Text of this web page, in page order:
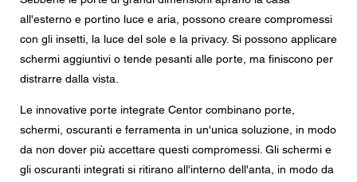
all'esterno e portino luce e aria, possono creare compromessi
con gli insetti, la luce del sole e la privacy. Si possono applicare
schermi aggiuntivi o tende pesanti alle porte, ma finiscono per
distrarre dalla vista.
Le innovative porte integrate Centor combinano porte,
schermi, oscuranti e ferramenta in un'unica soluzione, in modo
da non dover più accettare questi compromessi. Gli schermi e
gli oscuranti integrati si ritirano all'interno dell'anta, in modo da